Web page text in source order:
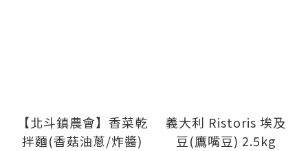
【北斗鎮農會】香菜乾
拌麵(香菇油蔥/炸醬)
義大利 Ristoris 埃及
豆(鷹嘴豆) 2.5kg